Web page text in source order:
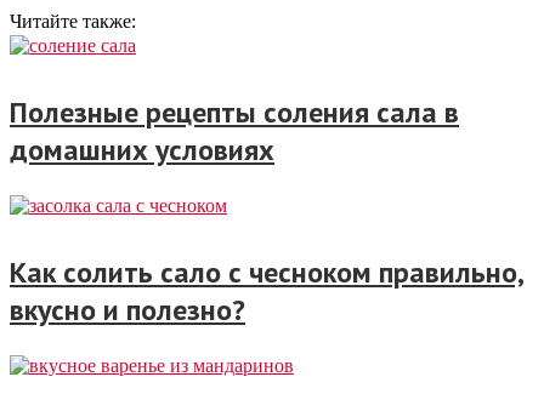
Читайте также:
Полезные рецепты соления сала в
домашних условиях
Как солить сало с чесноком правильно,
вкусно и полезно?